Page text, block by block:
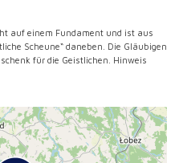
auf einem Fundament und ist aus
Scheune“ daneben. Die Gläubigen
für die Geistlichen. Hinweis